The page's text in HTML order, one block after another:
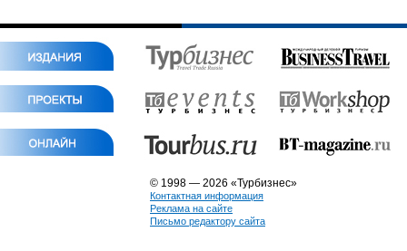
© 1998 — 2026 «Турбизнес»
Контактная информация
Реклама на сайте
Письмо редактору сайта